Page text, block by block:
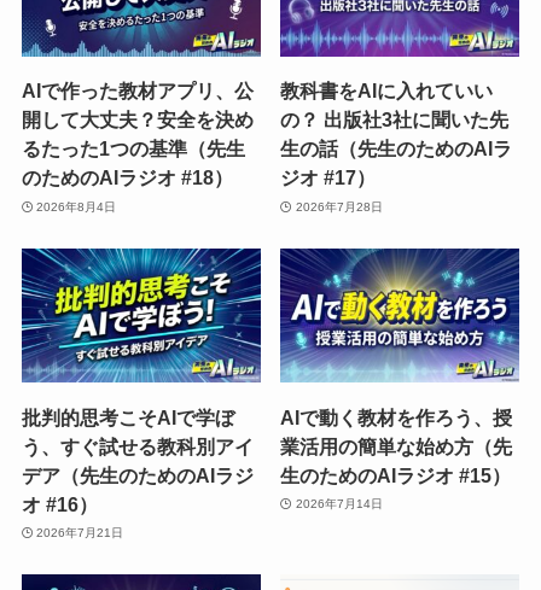
AIで作った教材アプリ、公
開して大丈夫？安全を決め
るたった1つの基準（先生
のためのAIラジオ #18）
2026年8月4日
教科書をAIに入れていい
の？ 出版社3社に聞いた先
生の話（先生のためのAIラ
ジオ #17）
2026年7月28日
批判的思考こそAIで学ぼ
う、すぐ試せる教科別アイ
デア（先生のためのAIラジ
オ #16）
2026年7月21日
AIで動く教材を作ろう、授
業活用の簡単な始め方（先
生のためのAIラジオ #15）
2026年7月14日